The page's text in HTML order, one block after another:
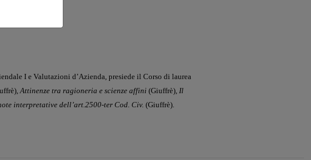
I e Valutazioni d’Azienda, presiede il Corso di laurea
Attinenze tra ragioneria e scienze affini (Giuffrè), Il
interpretative dell’art.2500-ter Cod. Civ. (Giuffrè).